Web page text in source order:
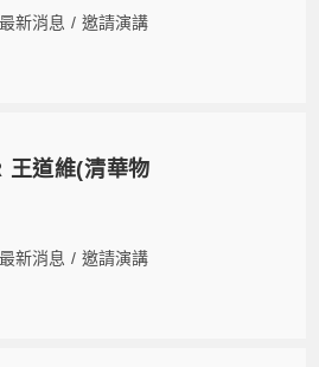
最新消息 / 邀請演講
王道維(清華物
最新消息 / 邀請演講